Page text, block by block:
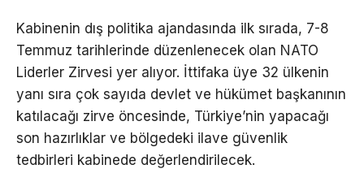
Kabinenin dış politika ajandasında ilk sırada, 7-8
Temmuz tarihlerinde düzenlenecek olan NATO
Liderler Zirvesi yer alıyor. İttifaka üye 32 ülkenin
yanı sıra çok sayıda devlet ve hükümet başkanının
katılacağı zirve öncesinde, Türkiye’nin yapacağı
son hazırlıklar ve bölgedeki ilave güvenlik
tedbirleri kabinede değerlendirilecek.